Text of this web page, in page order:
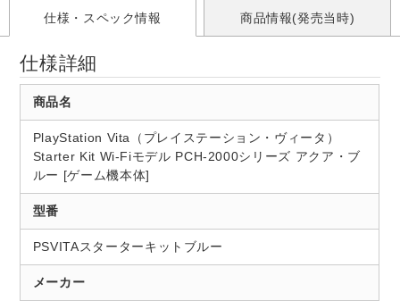
仕様・スペック情報 商品情報(発売当時)
仕様詳細
商品名
PlayStation Vita（プレイステーション・ヴィータ）
Starter Kit Wi-Fiモデル PCH-2000シリーズ アクア・ブ
ルー [ゲーム機本体]
型番
PSVITAスターターキットブルー
メーカー